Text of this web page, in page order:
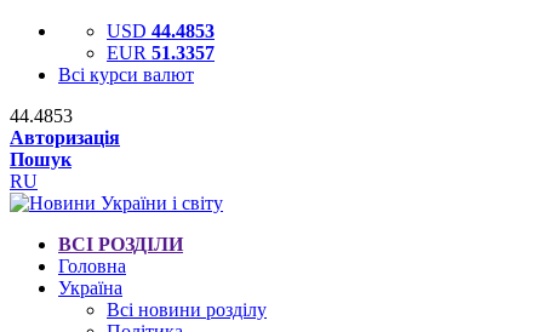
USD 44.4853
EUR 51.3357
Всі курси валют
44.4853
Авторизація
Пошук
RU
ВСІ РОЗДІЛИ
Головна
Україна
Всі новини розділу